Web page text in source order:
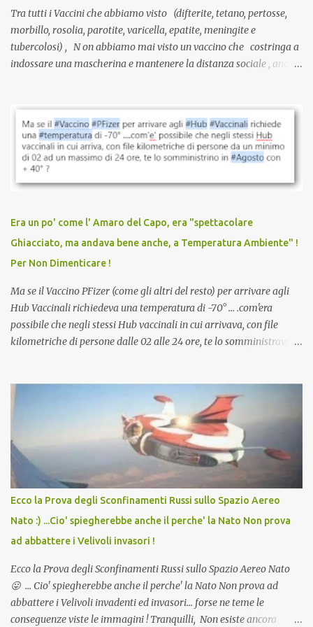
Tra tutti i Vaccini che abbiamo visto (difterite, tetano, pertosse,
morbillo, rosolia, parotite, varicella, epatite, meningite e
tubercolosi) , N on abbiamo mai visto un vaccino che costringa a
indossare una mascherina e mantenere la distanza sociale , anche
vaccinazione. Non avevamo mai sentito parlare di ricompense,
sconti, incentivi per vaccinarsi. Non avevamo mai visto
discriminazioni per coloro che non l’hanno fatto. Se non sei stato
vaccinato, nessuno aveva prima cercato di farti sentire una
persona cattiva. Non avevamo mai visto un vaccino che minacci le
vaccino usato per minacciare i mezzi di sussistenza, il lavoro o la
scuola. Non avevamo mai visto un vaccino che permettesse a un
dodicenne di ignorare il consenso dei genitori. Dopo tutti i vaccini
che abbiamo elencato sopra...
Era un po' come l' Amaro del Capo, era "spettacolare
Ghiacciato, ma andava bene anche, a Temperatura Ambiente" !
Per Non Dimenticare !
Ma se il Vaccino PFizer (come gli altri del resto) per arrivare agli
Hub Vaccinali richiedeva una temperatura di -70° ... .com'era
possibile che negli stessi Hub vaccinali in cui arrivava, con file
kilometriche di persone dalle 02 alle 24 ore, te lo somministravano
Vaccino come: l' Amaro del Capo, era "spettacolare Ghiacciato, ma
andava bene anche, a Temperatura Ambiente"! Riproponiamo
l'articolo per NON Dimenticare!
Ecco la Prova degli Sconfinamenti Russi sullo Spazio Aereo
Nato :) ...Cio' spiegherebbe anche il perche' la Nato Non prova
ad abbattere i Velivoli invasori !
Ecco la Prova degli Sconfinamenti Russi sullo Spazio Aereo Nato
😛 ... Cio' spiegherebbe anche il perche' la Nato Non prova ad
abbattere i Velivoli invadenti ed invasori... forse ne teme le
conseguenze viste le immagini ! Tranquilli, Non esiste ancora